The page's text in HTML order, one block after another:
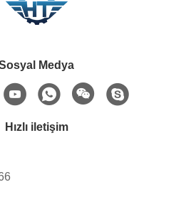
Medya
Hızlı iletişim